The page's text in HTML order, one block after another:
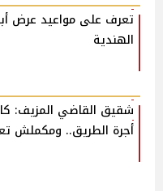
تعرف على مواعيد عرض
الهندية
شقيق القاضي المزيف:
أجرة الطريق.. ومكملش